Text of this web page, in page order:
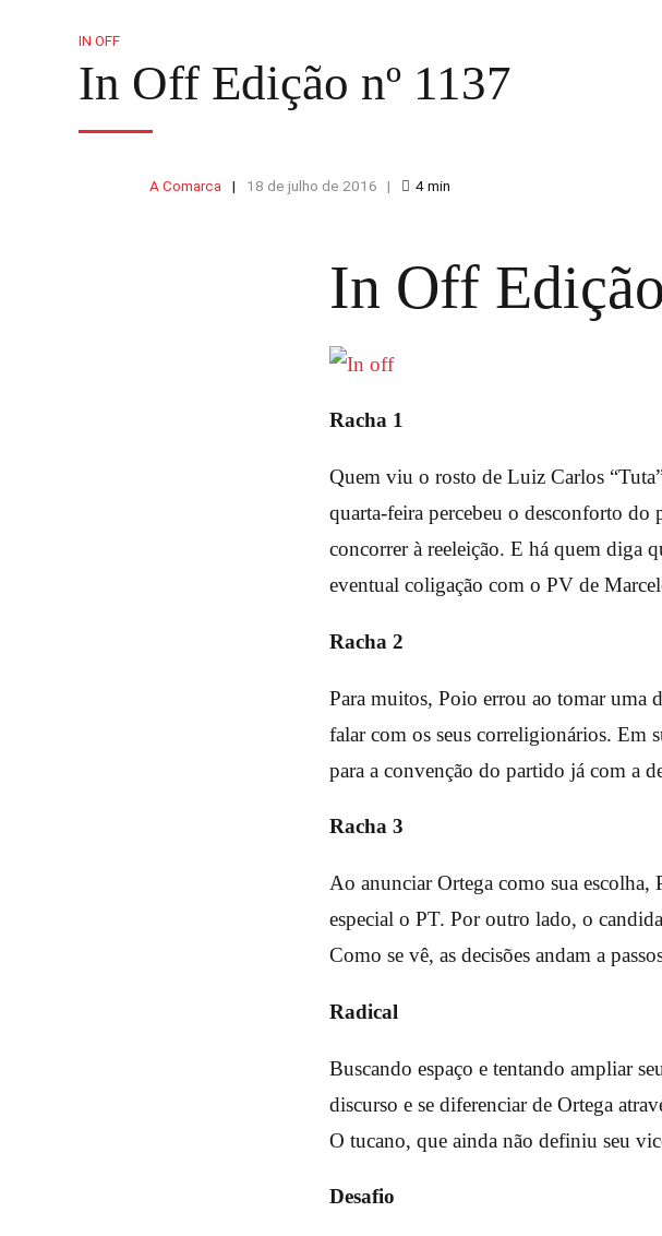
IN OFF
In Off Edição nº 1137
A Comarca 18 de julho de 2016 4min
In Off
Racha 1
Quem viu o rosto de Luiz Carlos
quarta-feira percebeu o desconforto do
concorrer à reeleição. E há quem diga
eventual coligação com o PV de
Racha 2
Para muitos, Poio errou ao tomar uma
falar com os seus correligionários. Em
para a convenção do partido já com a
Racha 3
Ao anunciar Ortega como sua escolha,
especial o PT. Por outro lado, o
Como se vê, as decisões andam a
Radical
Buscando espaço e tentando ampliar
discurso e se diferenciar de Ortega
O tucano, que ainda não definiu seu
Desafio